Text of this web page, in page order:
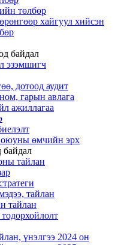
төлбөр
хайгуул хийсэн
байдал
эзэмшигч
дотоод аудит
гарын авлага
ажиллагаа
өмчийн эрх
тайлан
тайлан
тайлан
үнэлгээ 2024 он